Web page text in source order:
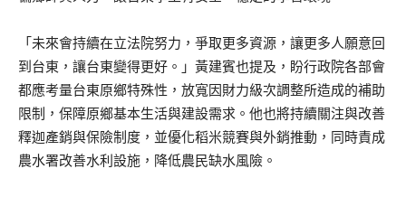
「未來會持續在立法院努力，爭取更多資源，讓更多人願意回
到台東，讓台東變得更好。」黃建賓也提及，盼行政院各部會
都應考量台東原鄉特殊性，放寬因財力級次調整所造成的補助
限制，保障原鄉基本生活與建設需求。他也將持續關注與改善
釋迦產銷與保險制度，並優化稻米競賽與外銷推動，同時責成
農水署改善水利設施，降低農民缺水風險。